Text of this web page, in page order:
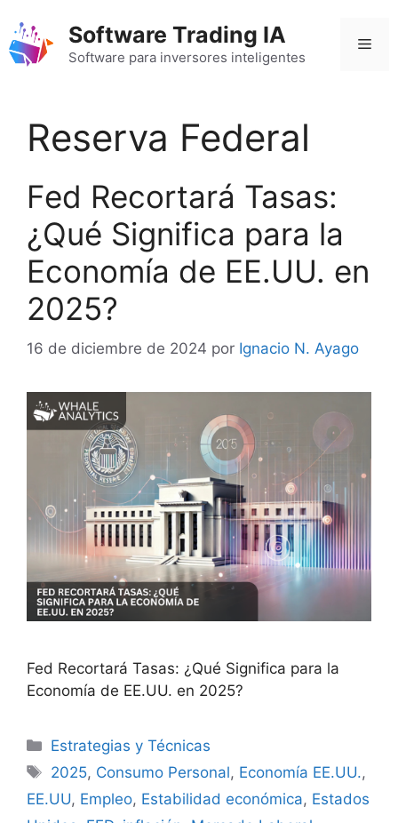
contenido
Software Trading IA
Software para inversores inteligentes
Reserva Federal
Fed Recortará Tasas:
¿Qué Significa para la
Economía de EE.UU. en
2025?
16 de diciembre de 2024 por Ignacio N. Ayago
Fed Recortará Tasas: ¿Qué Significa para la
Economía de EE.UU. en 2025?
Categorías
Estrategias y Técnicas
Etiquetas
2025, Consumo Personal, Economía EE.UU.,
EE.UU, Empleo, Estabilidad económica, Estados